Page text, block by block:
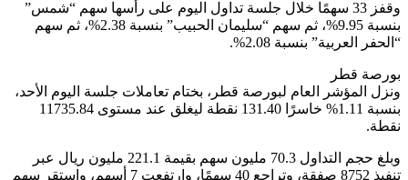
وقفز 33 سهمًا خلال جلسة تداول اليوم على رأسها سهم “شمس”
بنسبة 9.95%، ثم سهم “سليمان الحبيب” بنسبة 2.38%، ثم سهم
“الحفر العربية” بنسبة 2.08%.
بورصة قطر
ونزل المؤشر العام لبورصة قطر، بختام تعاملات جلسة اليوم الأحد،
بنسبة 1.11% خاسرًا 131.40 نقطة ليغلق عند مستوى 11735.84
نقطة.
وبلغ حجم التداول 70.3 مليون سهم بقيمة 221.1 مليون ريال عبر
تنفيذ 8752 صفقة، وتراجع 40 سهمًا، وارتفعت 7 أسهم، واستقر سهم